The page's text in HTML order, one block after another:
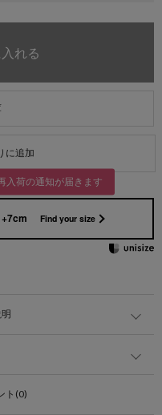
に追加
入荷の通知が届きます
Find your size
ト(0)